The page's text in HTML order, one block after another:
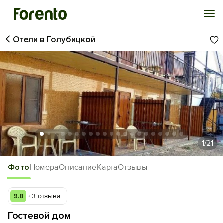
Войти
Избранное
История просмотра
Добавить свой объект
ФотоНомераОписаниеКартаОтзывы
Отели в Голубицкой
1/21
9.8 3 отзыва
Гостевой дом